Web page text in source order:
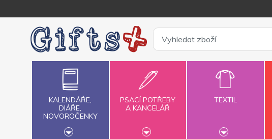
KALENDÁŘE,
DIÁŘE,
NOVOROČENKY
PSACÍ POTŘEBY
A KANCELÁŘ
TEXTIL